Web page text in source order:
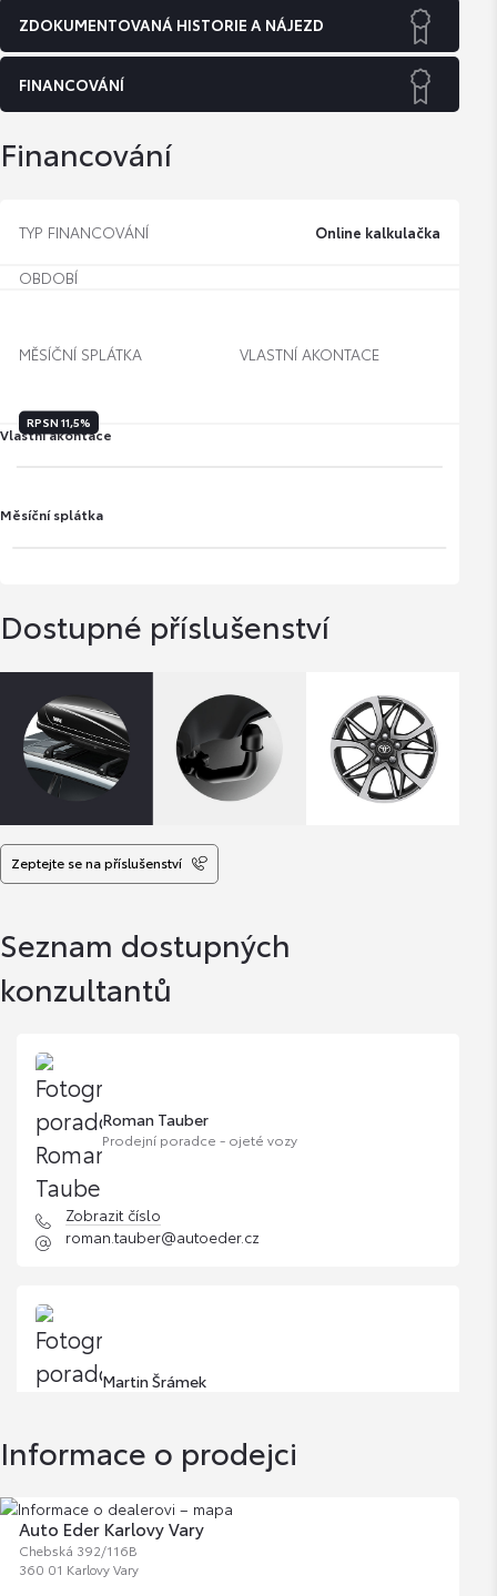
ZDOKUMENTOVANÁ HISTORIE A NÁJEZD
FINANCOVÁNÍ
Financování
TYP FINANCOVÁNÍ Online kalkulačka
OBDOBÍ
RPSN11,5%
MĚSÍČNÍ SPLÁTKA VLASTNÍ AKONTACE
Vlastní akontace
Měsíční splátka
Dostupné příslušenství
Zeptejte se na příslušenství
Seznam dostupných
konzultantů
Roman Tauber
Prodejní poradce - ojeté vozy
Zobrazit číslo
roman.tauber@autoeder.cz
Martin Šrámek
Zobrazit číslo
Informace o prodejci
Auto Eder Karlovy Vary
Chebská 392/116B
360 01 Karlovy Vary